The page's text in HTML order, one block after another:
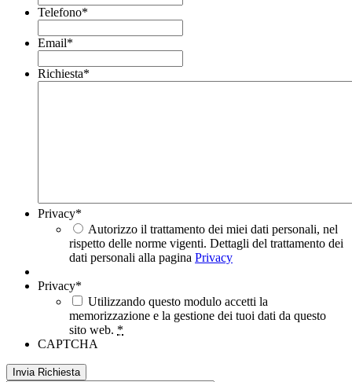
Telefono*
Email*
Richiesta*
Privacy*
Autorizzo il trattamento dei miei dati personali, nel
rispetto delle norme vigenti. Dettagli del trattamento dei
dati personali alla pagina Privacy
Privacy*
Utilizzando questo modulo accetti la
memorizzazione e la gestione dei tuoi dati da questo
sito web. *
CAPTCHA